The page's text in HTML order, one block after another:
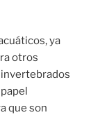
ya
otros
que son